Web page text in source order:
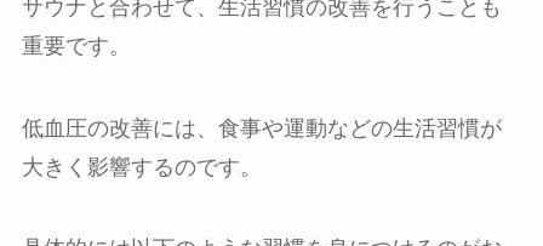
サウナと合わせて、生活習慣の改善を行うことも
重要です。
低血圧の改善には、食事や運動などの生活習慣が
大きく影響するのです。